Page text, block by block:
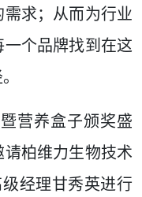
求；从而为行业
个品牌找到在这
营养盒子颁奖盛
柏维力生物技术
经理甘秀英进行